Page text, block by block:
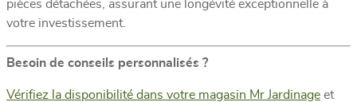
pièces détachées, assurant une longévité exceptionnelle à
votre investissement.
Besoin de conseils personnalisés ?
Vérifiez la disponibilité dans votre magasin Mr Jardinage et